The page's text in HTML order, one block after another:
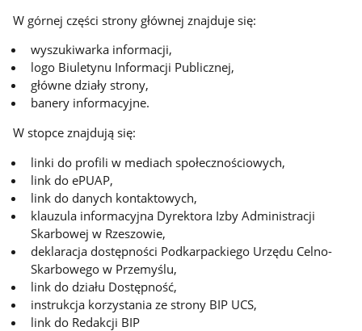
W górnej części strony głównej znajduje się:
wyszukiwarka informacji,
logo Biuletynu Informacji Publicznej,
główne działy strony,
banery informacyjne.
W stopce znajdują się:
linki do profili w mediach społecznościowych,
link do ePUAP,
link do danych kontaktowych,
klauzula informacyjna Dyrektora Izby Administracji
Skarbowej w Rzeszowie,
deklaracja dostępności Podkarpackiego Urzędu Celno-
Skarbowego w Przemyślu,
link do działu Dostępność,
instrukcja korzystania ze strony BIP UCS,
link do Redakcji BIP